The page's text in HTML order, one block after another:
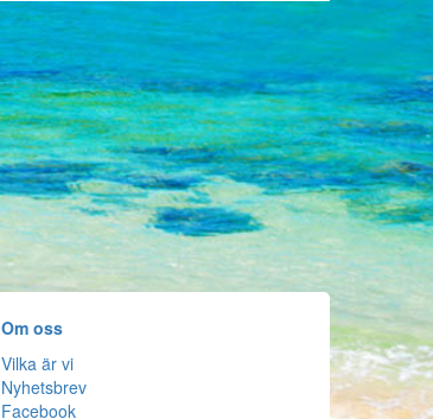
Om oss
Vilka är vi
Nyhetsbrev
Facebook